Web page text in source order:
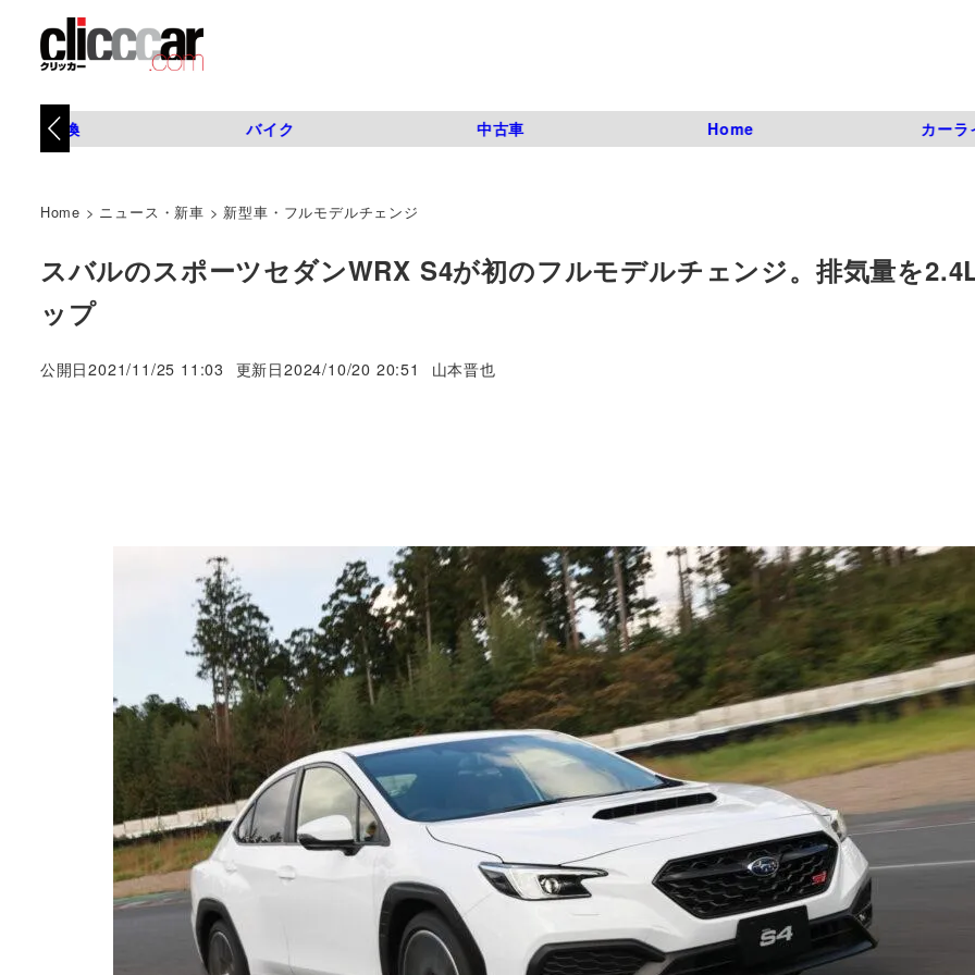
タイヤ交換 バイク 中古車 Home カーラ
Home > ニュース・新車 > 新型車・フルモデルチェンジ
スバルのスポーツセダンWRX S4が初のフルモデルチェンジ。排気量を
ップ
公開日2021/11/25 11:03 更新日2024/10/20 20:51
著
山本晋也